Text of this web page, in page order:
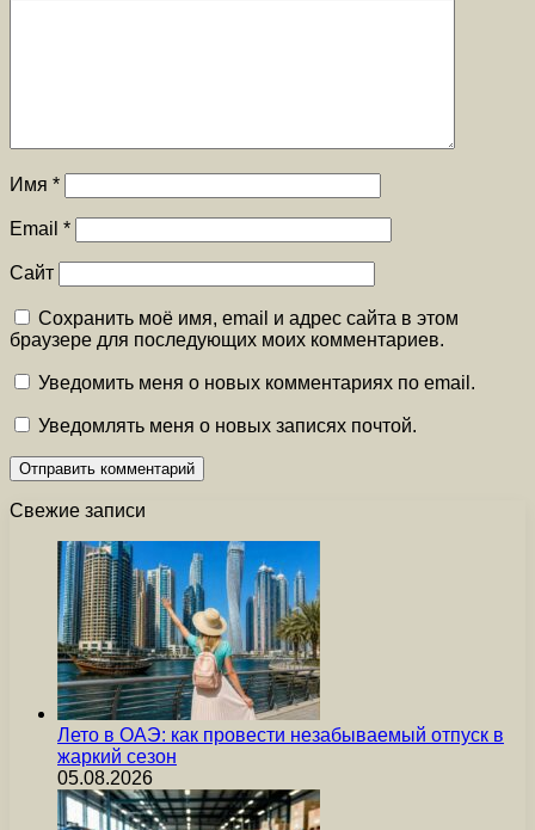
Имя *
Email *
Сайт
Сохранить моё имя, email и адрес сайта в этом
браузере для последующих моих комментариев.
Уведомить меня о новых комментариях по email.
Уведомлять меня о новых записях почтой.
Свежие записи
Лето в ОАЭ: как провести незабываемый отпуск в
жаркий сезон
05.08.2026